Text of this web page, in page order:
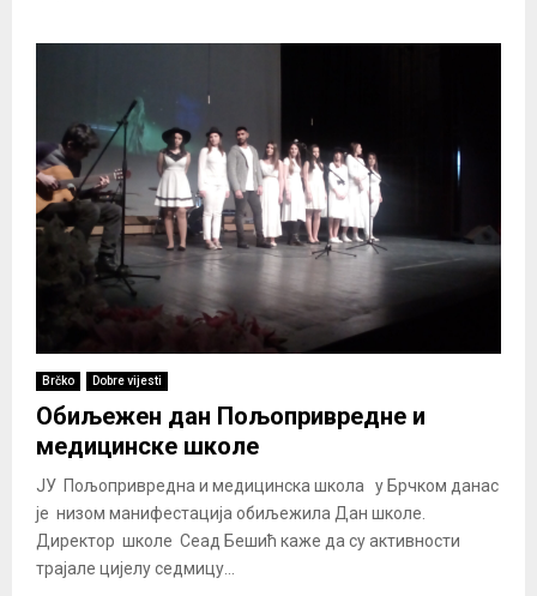
Brčko Dobre vijesti
Обиљежен дан Пољопривредне и
медицинске школе
ЈУ Пољопривредна и медицинска школа у Брчком данас
је низом манифестација обиљежила Дан школе.
Директор школе Сеад Бешић каже да су активности
трајале цијелу седмицу...